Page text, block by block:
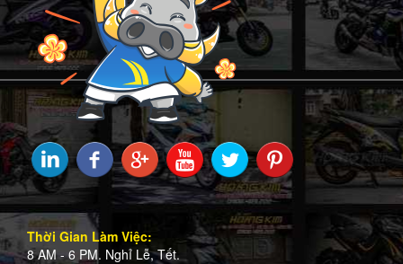
Thời Gian Làm Việc:
8 AM - 6 PM. Nghỉ Lễ, Tết.